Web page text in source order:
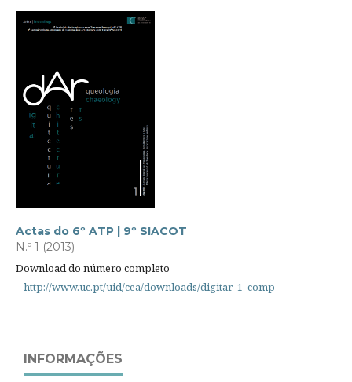
Actas do 6º ATP | 9º SIACOT
N.º 1 (2013)
Download do número completo
-http://www.uc.pt/uid/cea/downloads/digitar_1_comp
INFORMAÇÕES